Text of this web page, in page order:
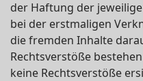
der Haftung der
bei der erstmaligen
die fremden Inhalte
Rechtsverstöße
keine Rechtsverstöße